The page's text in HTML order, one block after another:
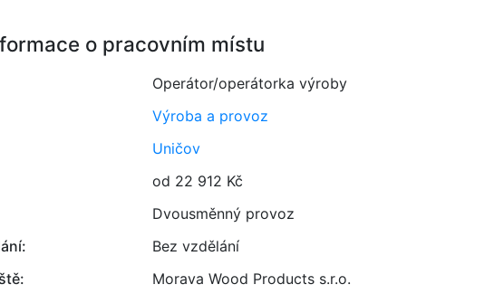
o pracovním místu
Operátor/operátorka výroby
Výroba a provoz
Uničov
od 22 912 Kč
Dvousměnný provoz
Bez vzdělání
Morava Wood Products s.r.o.